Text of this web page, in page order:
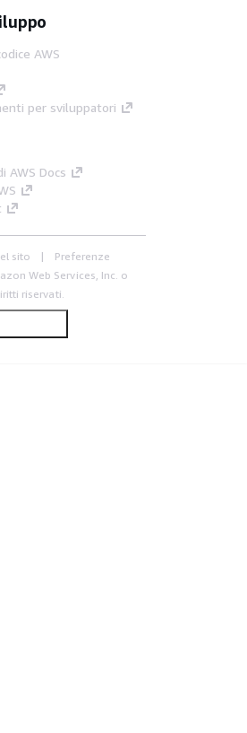
AWS
per sviluppatori
AWS Docs
sito
Preferenze
Web Services, Inc. o
riservati.